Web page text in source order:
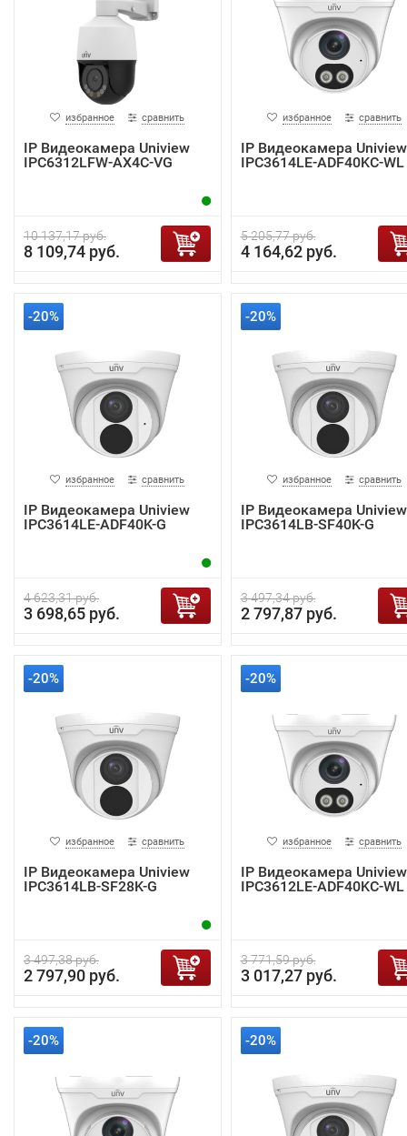
избранное сравнить
IP Видеокамера Uniview
IPC6312LFW-AX4C-VG
10 137,17 руб.
8 109,74 руб.
избранное сравнить
IP Видеокамера Uniview
IPC3614LE-ADF40KC-WL
5 205,77 руб.
4 164,62 руб.
-20%
избранное сравнить
IP Видеокамера Uniview
IPC3614LE-ADF40K-G
4 623,31 руб.
3 698,65 руб.
-20%
избранное сравнить
IP Видеокамера Uniview
IPC3614LB-SF40K-G
3 497,34 руб.
2 797,87 руб.
-20%
избранное сравнить
IP Видеокамера Uniview
IPC3614LB-SF28K-G
3 497,38 руб.
2 797,90 руб.
-20%
избранное сравнить
IP Видеокамера Uniview
IPC3612LE-ADF40KC-WL
3 771,59 руб.
3 017,27 руб.
-20% -20%